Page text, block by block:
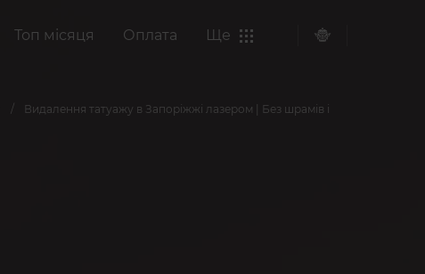
Топ місяця Оплата Ще
Видалення татуажу в Запоріжжі лазером | Без шрамів і